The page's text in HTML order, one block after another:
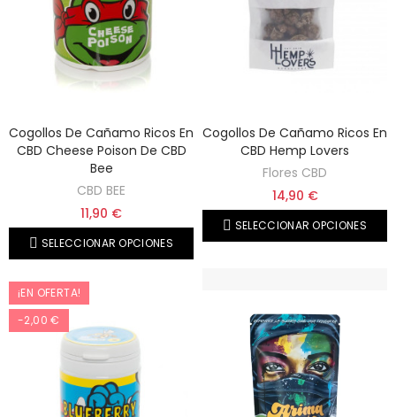
Cogollos De Cañamo Ricos En
CBD Cheese Poison De CBD
Bee
CBD BEE
11,90 €
SELECCIONAR OPCIONES
Cogollos De Cañamo Ricos En
CBD Hemp Lovers
Flores CBD
14,90 €
SELECCIONAR OPCIONES
¡EN OFERTA!
-2,00 €